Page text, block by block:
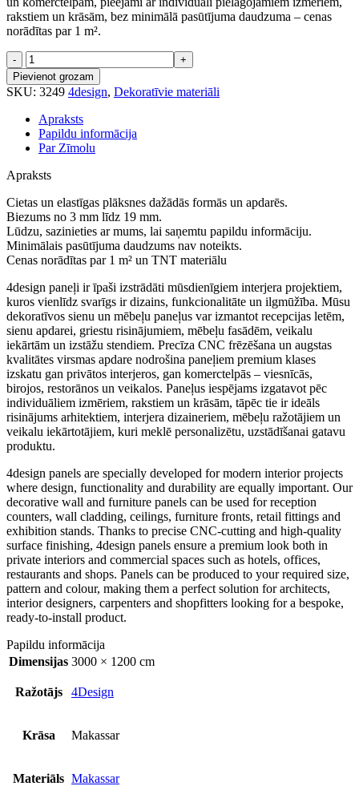
rakstiem un krāsām, bez minimālā pasūtījuma daudzuma – cenas
norādītas par 1 m².
Milled
P20F05
daudzums
Pievienot grozam
SKU: 3249 4design, Dekoratīvie materiāli
Apraksts
Papildu informācija
Par Zīmolu
Apraksts
Cietas un elastīgas plāksnes dažādās formās un apdarēs.
Biezums no 3 mm līdz 19 mm.
Lūdzu, sazinieties ar mums, lai saņemtu papildu informāciju.
Minimālais pasūtījuma daudzums nav noteikts.
Cenas norādītas par 1 m² un TNT materiālu
4design paneļi ir īpaši izstrādāti mūsdienīgiem interjera projektiem,
kuros vienlīdz svarīgs ir dizains, funkcionalitāte un ilgmūžība. Mūsu
dekoratīvos sienu un mēbeļu paneļus var izmantot recepcijas letēm,
sienu apdarei, griestu risinājumiem, mēbeļu fasādēm, veikalu
iekārtām un izstāžu stendiem. Precīza CNC frēzēšana un augstas
kvalitātes virsmas apdare nodrošina paneļiem premium klases
izskatu gan privātos interjeros, gan komerctelpās – viesnīcās,
birojos, restorānos un veikalos. Paneļus iespējams izgatavot pēc
individuāliem izmēriem, rakstiem un krāsām, tāpēc tie ir ideāls
risinājums arhitektiem, interjera dizaineriem, mēbeļu ražotājiem un
veikalu iekārtotājiem, kuri meklē personalizētu, uzstādīšanai gatavu
produktu.
4design panels are specially developed for modern interior projects
where design, functionality and durability are equally important. Our
decorative wall and furniture panels can be used for reception
counters, wall cladding, ceilings, furniture fronts, retail fittings and
exhibition stands. Thanks to precise CNC-cutting and high-quality
surface finishing, 4design panels ensure a premium look both in
private interiors and commercial spaces such as hotels, offices,
restaurants and shops. Panels can be produced to your required size,
pattern and colour, making them a perfect solution for architects,
interior designers, carpenters and shopfitters looking for a bespoke,
ready-to-install product.
Papildu informācija
Dimensijas 3000 × 1200 cm
Ražotājs 4Design
Krāsa Makassar
Materiāls Makassar